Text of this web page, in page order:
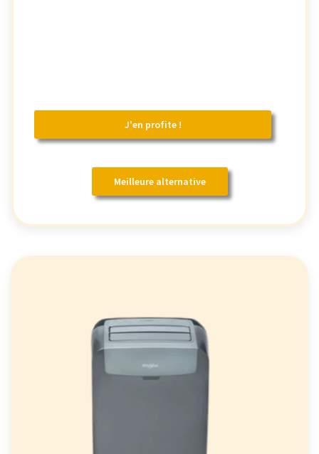
J'en profite !
Meilleure alternative